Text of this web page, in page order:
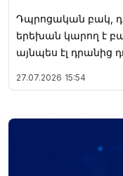
Դպրոցական բակ,
երեխան կարող է
այնպես էլ դրանից
27.07.2026 15:54